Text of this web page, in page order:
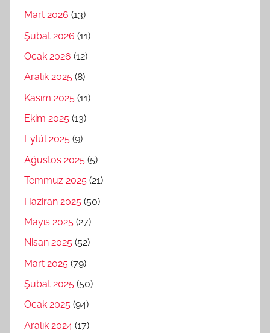
Mart 2026 (13)
Şubat 2026 (11)
Ocak 2026 (12)
Aralık 2025 (8)
Kasım 2025 (11)
Ekim 2025 (13)
Eylül 2025 (9)
Ağustos 2025 (5)
Temmuz 2025 (21)
Haziran 2025 (50)
Mayıs 2025 (27)
Nisan 2025 (52)
Mart 2025 (79)
Şubat 2025 (50)
Ocak 2025 (94)
Aralık 2024 (17)